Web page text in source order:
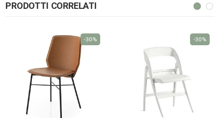
PRODOTTI CORRELATI
-30% -30%